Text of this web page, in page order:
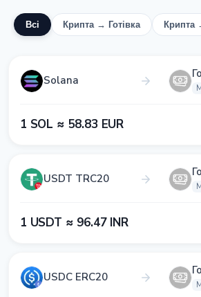
Всі Крипта → Готівка Крипта
Solana
1​ SOL ≈ 5​8​.8​3​ EUR
USDT TRC20
1​ USDT ≈ 9​6​.4​7​ INR
USDC ERC20